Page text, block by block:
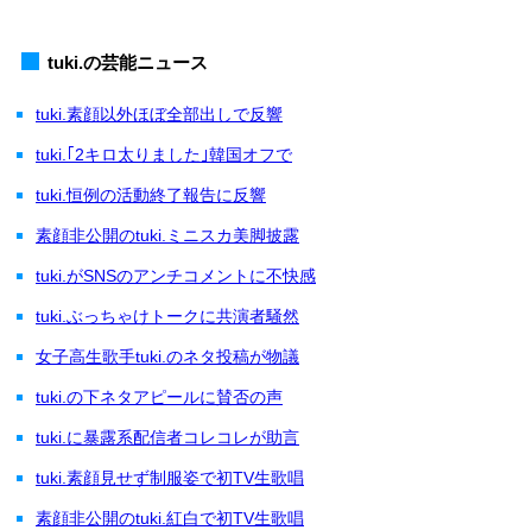
tuki.の芸能ニュース
tuki.素顔以外ほぼ全部出しで反響
tuki.｢2キロ太りました｣韓国オフで
tuki.恒例の活動終了報告に反響
素顔非公開のtuki.ミニスカ美脚披露
tuki.がSNSのアンチコメントに不快感
tuki.ぶっちゃけトークに共演者騒然
女子高生歌手tuki.のネタ投稿が物議
tuki.の下ネタアピールに賛否の声
tuki.に暴露系配信者コレコレが助言
tuki.素顔見せず制服姿で初TV生歌唱
素顔非公開のtuki.紅白で初TV生歌唱